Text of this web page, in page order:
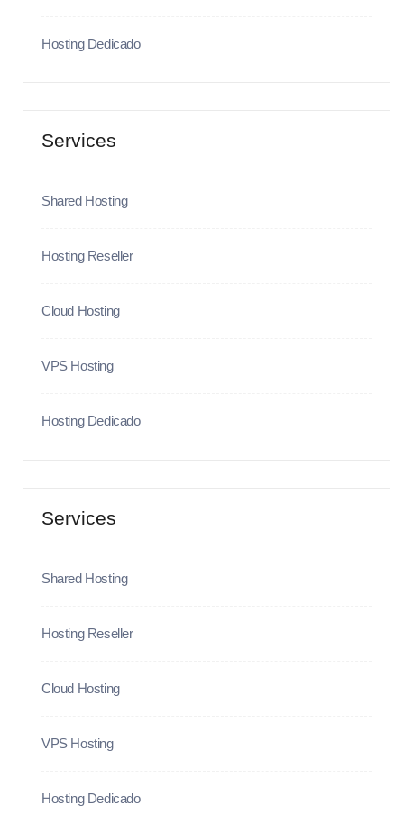
Hosting Dedicado
Services
Shared Hosting
Hosting Reseller
Cloud Hosting
VPS Hosting
Hosting Dedicado
Services
Shared Hosting
Hosting Reseller
Cloud Hosting
VPS Hosting
Hosting Dedicado